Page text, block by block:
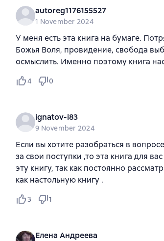
autoreg1176155527
1 November 2024
У меня есть эта книга на бумаге.
Божья Воля, провидение, свобода
осмыслить. Именно поэтому книга
4 0
ignatov-i83
9 November 2024
Если вы хотите разобраться в
за свои поступки ,то эта книга для
эту книгу, так как постоянно
как настольную книгу .
3 1
Елена Андреева